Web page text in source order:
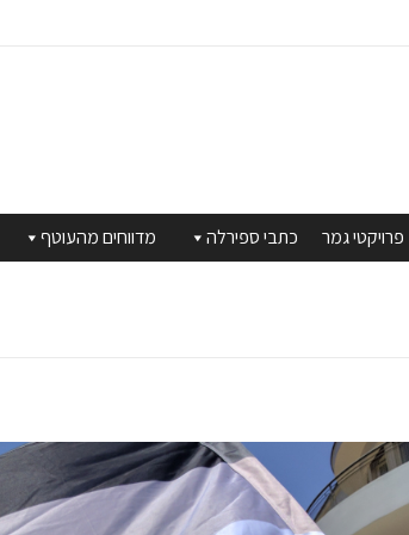
פרויקטי גמר כתבי ספירלה מדווחים מהעוטף